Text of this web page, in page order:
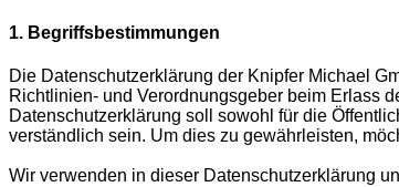
1. Begriffsbestimmungen
Die Datenschutzerklärung der Knipfer Michael
Richtlinien- und Verordnungsgeber beim Erlass
Datenschutzerklärung soll sowohl für die
verständlich sein. Um dies zu gewährleisten,
Wir verwenden in dieser Datenschutzerklärung